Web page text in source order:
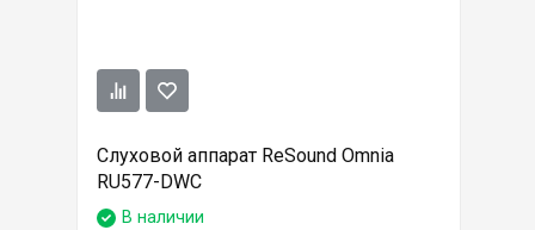
Слуховой аппарат ReSound Omnia
RU577-DWC
В наличии